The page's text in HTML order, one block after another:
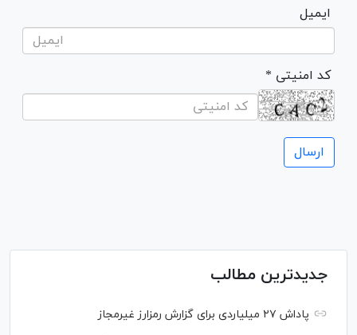
ایمیل
* کد امنیتی
جدیدترین مطالب
پاداش ۲۷ میلیاردی برای گزارش رمزارز غیرمجاز